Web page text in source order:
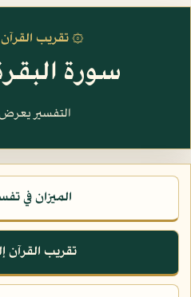
۞ تقريب القرآن
سورة البقرة،
التفسير يعرض
الميزان في
تقريب القرآن